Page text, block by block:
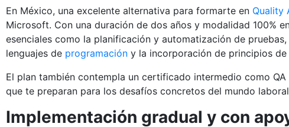
En México, una excelente alternativa para formarte en Quality
Microsoft. Con una duración de dos años y modalidad 100%
esenciales como la planificación y automatización de
lenguajes de programación y la incorporación de principios
El plan también contempla un certificado intermedio como
que te preparan para los desafíos concretos del mundo
Implementación gradual y con